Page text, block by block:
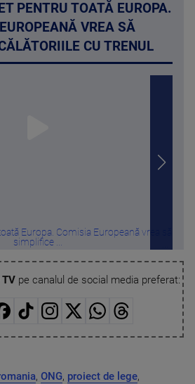
PENTRU TOATĂ EUROPA.
VREA SĂ
CU TRENUL
Europa. Comisia Europeană vrea să
simplifice ...
pe canalul de social media preferat:
, ONG, proiect de lege,